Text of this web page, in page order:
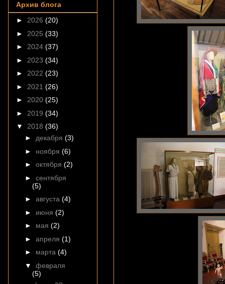
Архив блога
► 2026 (20)
► 2025 (33)
► 2024 (37)
► 2023 (34)
► 2022 (23)
► 2021 (26)
► 2020 (25)
► 2019 (34)
▼ 2018 (36)
► декабря (3)
► ноября (6)
► октября (2)
► сентября
(5)
► августа (4)
► июня (2)
► мая (2)
► апреля (1)
► марта (4)
▼ февраля
(5)